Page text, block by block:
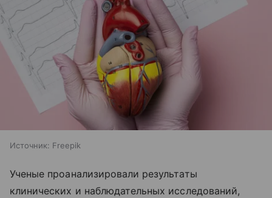
Источник: Freepik
Ученые проанализировали результаты
клинических и наблюдательных исследований,